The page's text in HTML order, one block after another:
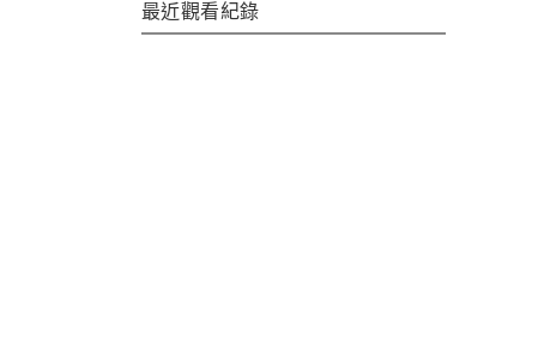
最近觀看紀錄